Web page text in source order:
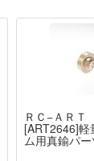
ＲＣ−ＡＲＴ
[ART2646]軽
ム用真鍮パ